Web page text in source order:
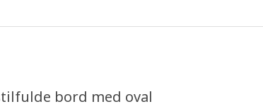
bord med oval